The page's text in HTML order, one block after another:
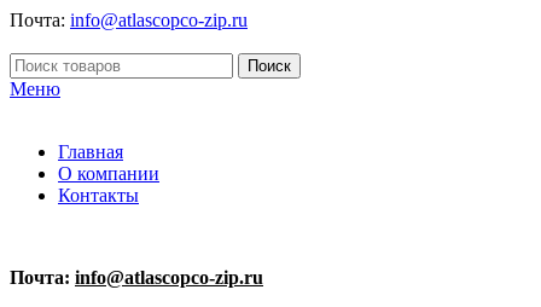
Почта: info@atlascopco-zip.ru
Поиск
Меню
Главная
О компании
Контакты
Почта: info@atlascopco-zip.ru